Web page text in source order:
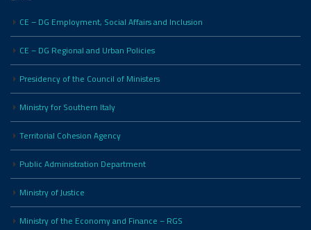
CE – DG Employment, Social Affairs and Inclusion
CE – DG Regional and Urban Policies
Presidency of the Council of Ministers
Ministry for Southern Italy
Territorial Cohesion Agency
Public Administration Department
Ministry of Justice
Ministry of the Economy and Finance – RGS